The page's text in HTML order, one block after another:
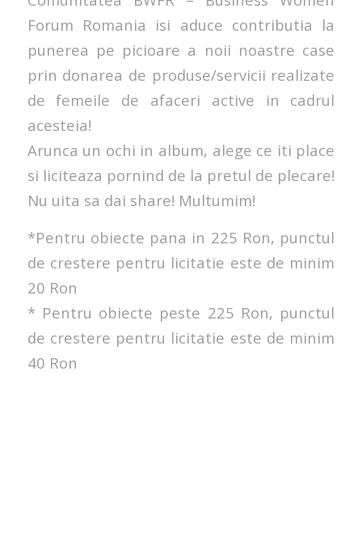
Forum Romania isi aduce contributia la
punerea pe picioare a noii noastre case
prin donarea de produse/servicii realizate
de femeile de afaceri active in cadrul
acesteia!
Arunca un ochi in album, alege ce iti place
si liciteaza pornind de la pretul de plecare!
Nu uita sa dai share! Multumim!
*Pentru obiecte pana in 225 Ron, punctul
de crestere pentru licitatie este de minim
20 Ron
* Pentru obiecte peste 225 Ron, punctul
de crestere pentru licitatie este de minim
40 Ron